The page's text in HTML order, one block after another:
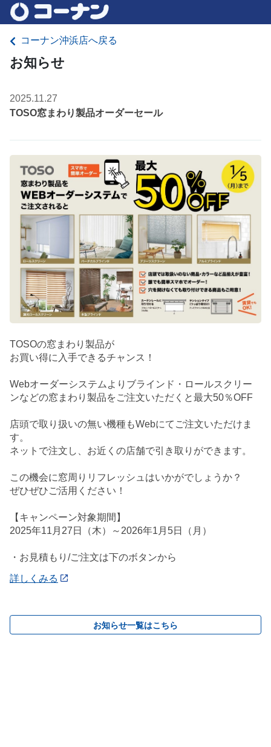
コーナン沖浜店へ戻る
お知らせ
2025.11.27
TOSO窓まわり製品オーダーセール
TOSOの窓まわり製品が
お買い得に入手できるチャンス！
Webオーダーシステムよりブラインド・ロールスクリー
ンなどの窓まわり製品をご注文いただくと最大50％OFF
店頭で取り扱いの無い機種もWebにてご注文いただけま
す。
ネットで注文し、お近くの店舗で引き取りができます。
この機会に窓周りリフレッシュはいかがでしょうか？
ぜひぜひご活用ください！
【キャンペーン対象期間】
2025年11月27日（木）～2026年1月5日（月）
・お見積もり/ご注文は下のボタンから
詳しくみる
お知らせ一覧はこちら